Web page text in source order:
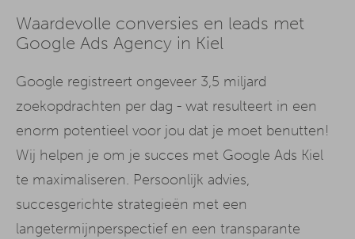
Waardevolle conversies en leads met
Google Ads Agency in Kiel
Google registreert ongeveer 3,5 miljard
zoekopdrachten per dag - wat resulteert in een
enorm potentieel voor jou dat je moet benutten!
Wij helpen je om je succes met Google Ads Kiel
te maximaliseren. Persoonlijk advies,
succesgerichte strategieën met een
langetermijnperspectief en een transparante